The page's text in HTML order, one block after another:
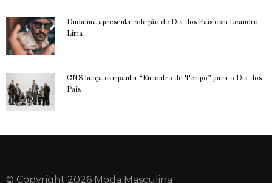
Dudalina apresenta coleção de Dia dos Pais com Leandro
Lima
CNS lança campanha “Encontro de Tempo” para o Dia dos
Pais
© Copyright 2026 Moda Masculina